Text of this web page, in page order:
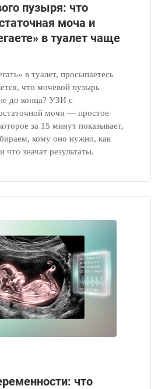
пузыря: что
моча и
в туалет чаще
в туалет, просыпаетесь
что мочевой пузырь
до конца? УЗИ с
мочи — простое
за 15 минут показывает,
кому оно нужно, как
что значат результаты.
что